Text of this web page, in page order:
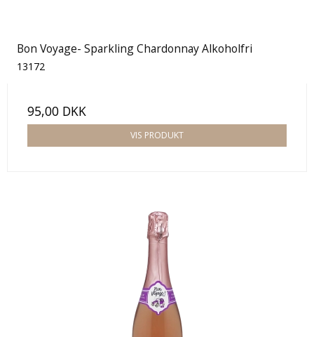
Bon Voyage- Sparkling Chardonnay Alkoholfri
13172
95,00 DKK
VIS PRODUKT